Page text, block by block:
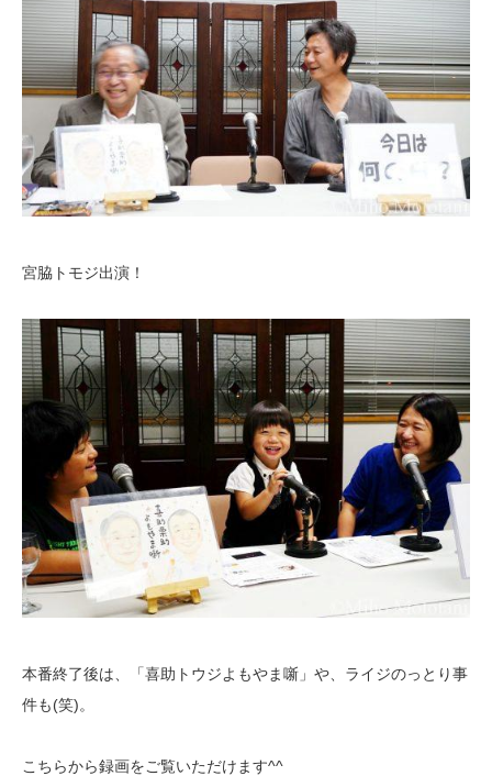
宮脇トモジ出演！
本番終了後は、「喜助トウジよもやま噺」や、ライジのっとり事
件も(笑)。
こちらから録画をご覧いただけます^^